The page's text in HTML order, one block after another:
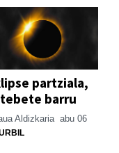
partziala,
barru
Aldizkaria abu 06